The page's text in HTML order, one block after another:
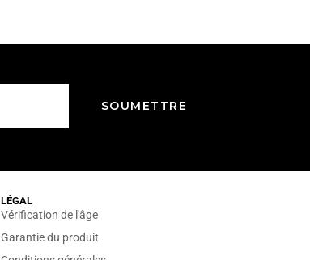
LÉGAL
Vérification de l'âge
Garantie du produit